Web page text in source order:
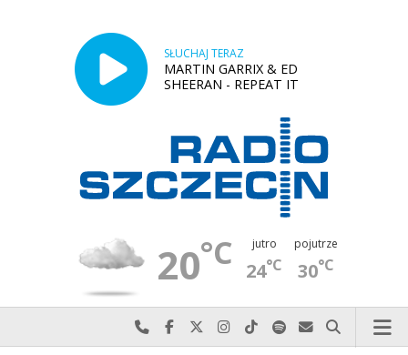
SŁUCHAJ TERAZ
MARTIN GARRIX & ED
SHEERAN - REPEAT IT
20°C jutro
24°C
pojutrze
30°C
Najlepiej po prostu do nas zadzwoń
Odwiedź nas na Facebook-u
Odwiedź nas na X
Odwiedź nas na Instagram-ie
Odwiedź nas na TikTok-u
Szukaj nas na Spotify
Wyślij do nas
Szukaj